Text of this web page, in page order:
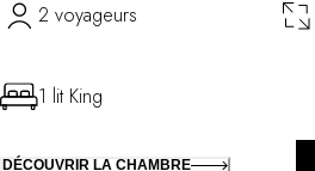
2 voyageurs
1 lit King
DÉCOUVRIR LA CHAMBRE